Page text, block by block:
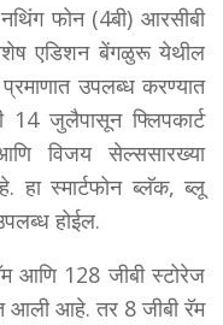
फोन (4बी) आरसीबी
एडिशन बेंगळुरू येथील
प्रमाणात उपलब्ध करण्यात
जुलैपासून फ्लिपकार्ट
विजय सेल्ससारख्या
हा स्मार्टफोन ब्लॅक, ब्लू
होईल.
आणि 128 जीबी स्टोरेज
आली आहे. तर 8 जीबी रॅम